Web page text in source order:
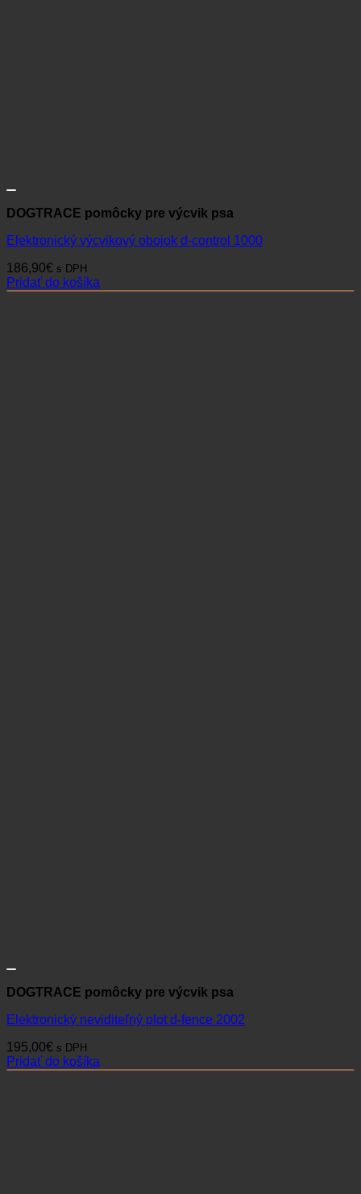
DOGTRACE pomôcky pre výcvik psa
Elektronický výcvikový obojok d-control 1000
186,90€ s DPH
Pridať do košíka
DOGTRACE pomôcky pre výcvik psa
Elektronický neviditeľný plot d‑fence 2002
195,00€ s DPH
Pridať do košíka